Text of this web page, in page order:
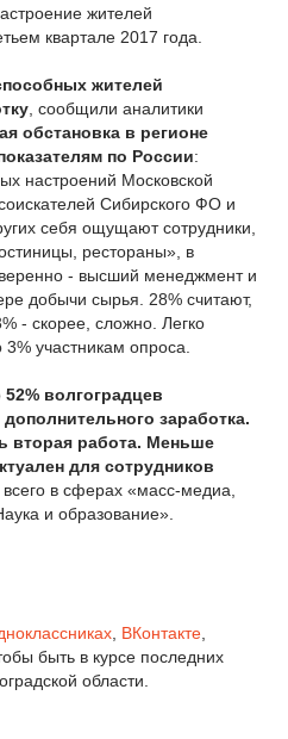
жителей
квартале 2017 года.
жителей
, сообщили аналитики
обстановка в регионе
по России:
настроений Московской
Сибирского ФО и
себя ощущают сотрудники,
рестораны», в
- высший менеджмент и
добычи сырья. 28% считают,
- скорее, сложно. Легко
3% участникам опроса.
52% волгоградцев
заработка.
вторая работа. Меньше
для сотрудников
всего в сферах «масс-медиа,
и образование».
ВКонтакте
быть в курсе последних
области.